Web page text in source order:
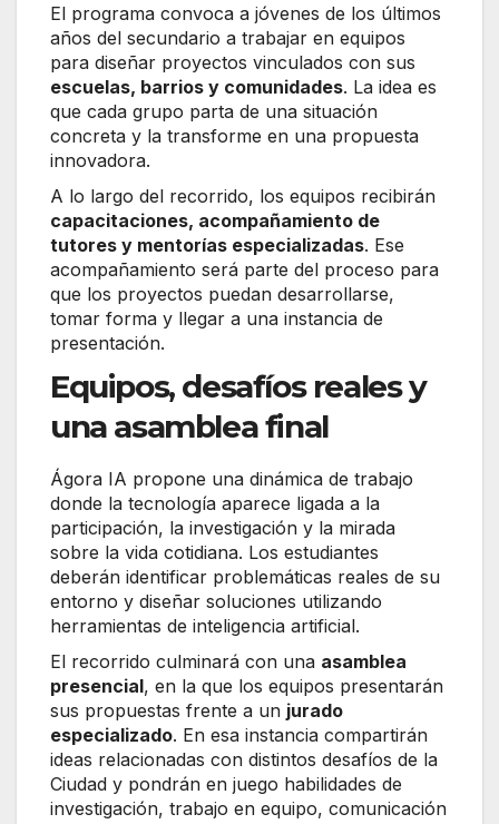
El programa convoca a jóvenes de los últimos
años del secundario a trabajar en equipos
para diseñar proyectos vinculados con sus
escuelas, barrios y comunidades. La idea es
que cada grupo parta de una situación
concreta y la transforme en una propuesta
innovadora.
A lo largo del recorrido, los equipos recibirán
capacitaciones, acompañamiento de
tutores y mentorías especializadas. Ese
acompañamiento será parte del proceso para
que los proyectos puedan desarrollarse,
tomar forma y llegar a una instancia de
presentación.
Equipos, desafíos reales y
una asamblea final
Ágora IA propone una dinámica de trabajo
donde la tecnología aparece ligada a la
participación, la investigación y la mirada
sobre la vida cotidiana. Los estudiantes
deberán identificar problemáticas reales de su
entorno y diseñar soluciones utilizando
herramientas de inteligencia artificial.
El recorrido culminará con una asamblea
presencial, en la que los equipos presentarán
sus propuestas frente a un jurado
especializado. En esa instancia compartirán
ideas relacionadas con distintos desafíos de la
Ciudad y pondrán en juego habilidades de
investigación, trabajo en equipo, comunicación